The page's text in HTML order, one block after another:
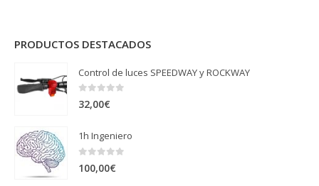
PRODUCTOS DESTACADOS
Control de luces SPEEDWAY y ROCKWAY
0 out of 5
32,00€
1h Ingeniero
0 out of 5
100,00€